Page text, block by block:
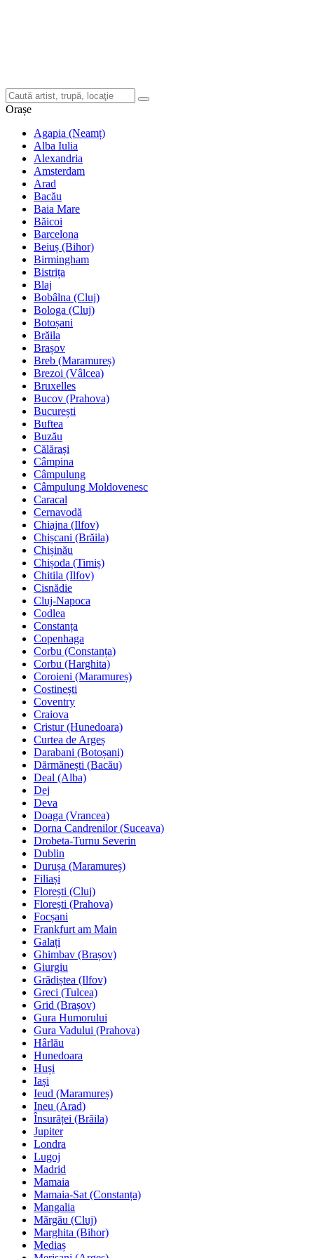
Orașe
Agapia (Neamț)
Alba Iulia
Alexandria
Amsterdam
Arad
Bacău
Baia Mare
Băicoi
Barcelona
Beiuș (Bihor)
Birmingham
Bistrița
Blaj
Bobâlna (Cluj)
Bologa (Cluj)
Botoșani
Brăila
Brașov
Breb (Maramureș)
Brezoi (Vâlcea)
Bruxelles
Bucov (Prahova)
București
Buftea
Buzău
Călărași
Câmpina
Câmpulung
Câmpulung Moldovenesc
Caracal
Cernavodă
Chiajna (Ilfov)
Chișcani (Brăila)
Chișinău
Chișoda (Timiș)
Chitila (Ilfov)
Cisnădie
Cluj-Napoca
Codlea
Constanța
Copenhaga
Corbu (Constanța)
Corbu (Harghita)
Coroieni (Maramureș)
Costinești
Coventry
Craiova
Cristur (Hunedoara)
Curtea de Argeș
Darabani (Botoșani)
Dărmănești (Bacău)
Deal (Alba)
Dej
Deva
Doaga (Vrancea)
Dorna Candrenilor (Suceava)
Drobeta-Turnu Severin
Dublin
Durușa (Maramureș)
Filiași
Florești (Cluj)
Florești (Prahova)
Focșani
Frankfurt am Main
Galați
Ghimbav (Brașov)
Giurgiu
Grădiștea (Ilfov)
Greci (Tulcea)
Grid (Brașov)
Gura Humorului
Gura Vadului (Prahova)
Hârlău
Hunedoara
Huși
Iași
Ieud (Maramureș)
Ineu (Arad)
Însurăței (Brăila)
Jupiter
Londra
Lugoj
Madrid
Mamaia
Mamaia-Sat (Constanța)
Mangalia
Mărgău (Cluj)
Marghita (Bihor)
Mediaș